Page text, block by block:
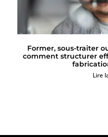
Former, sous-traiter
comment structurer
Lire